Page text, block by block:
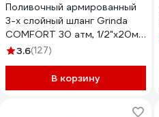
Поливочный армированный
3-х слойный шланг Grinda
COMFORT 30 атм, 1/2"х20м
8-429003-1/2-20_z02
3.6(127)
В корзину